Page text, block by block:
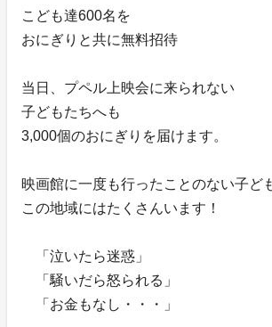
こども達600名を
おにぎりと共に無料招待
当日、プペル上映会に来られない
子どもたちへも
3,000個のおにぎりを届けます。
映画館に一度も行ったことのない子ど
この地域にはたくさんいます！
「泣いたら迷惑」
「騒いだら怒られる」
「お金もなし・・・」